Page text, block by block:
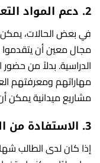
2. دعم المواد
في بعض الحالات،
مجال معين أن يتقدموا
الدراسية. بدلاً من
مهاراتهم ومعرفتهم
مشاريع ميدانية يمكن
3. الاستفادة من
إذا كان لدى الطالب